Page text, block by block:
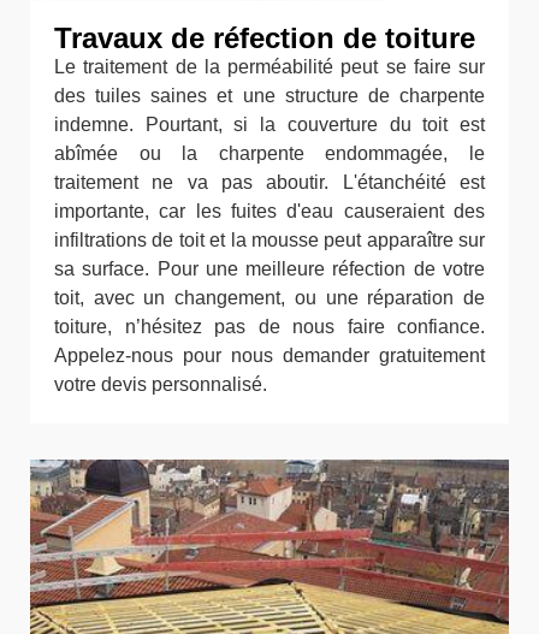
Travaux de réfection de toiture
Le traitement de la perméabilité peut se faire sur
des tuiles saines et une structure de charpente
indemne. Pourtant, si la couverture du toit est
abîmée ou la charpente endommagée, le
traitement ne va pas aboutir. L'étanchéité est
importante, car les fuites d'eau causeraient des
infiltrations de toit et la mousse peut apparaître sur
sa surface. Pour une meilleure réfection de votre
toit, avec un changement, ou une réparation de
toiture, n’hésitez pas de nous faire confiance.
Appelez-nous pour nous demander gratuitement
votre devis personnalisé.